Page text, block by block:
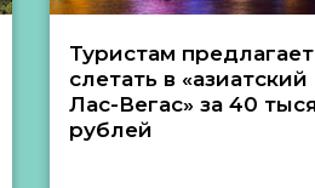
Туристам
слетать в «азиатский
Лас-Вегас» за 40
рублей